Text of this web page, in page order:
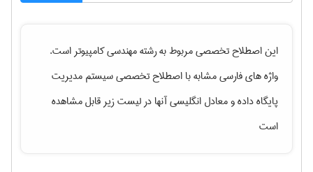
این اصطلاح تخصصی مربوط به رشتهمهندسی كامپيوتراست.
واژه های فارسی مشابه با اصطلاح تخصصیسیستم مدیریت
پایگاه دادهو معادل انگلیسی آنها در لیست زیر قابل مشاهده
است